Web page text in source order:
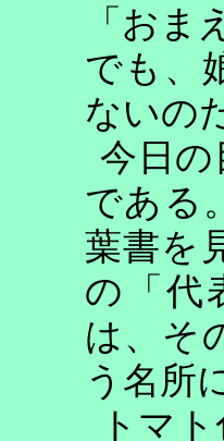
「お
でも、
ないの
今日
である
葉書を
の「代
は、そ
う名所
トマ